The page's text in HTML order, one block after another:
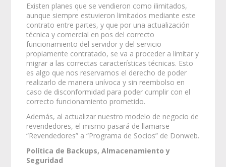
Existen planes que se vendieron como ilimitados,
aunque siempre estuvieron limitados mediante este
contrato entre partes, y que por una actualización
técnica y comercial en pos del correcto
funcionamiento del servidor y del servicio
propiamente contratado, se va a proceder a limitar y
migrar a las correctas características técnicas. Esto
es algo que nos reservamos el derecho de poder
realizarlo de manera unívoca y sin reembolso en
caso de disconformidad para poder cumplir con el
correcto funcionamiento prometido.
Además, al actualizar nuestro modelo de negocio de
revendedores, el mismo pasará de llamarse
“Revendedores” a “Programa de Socios” de Donweb.
Política de Backups, Almacenamiento y
Seguridad